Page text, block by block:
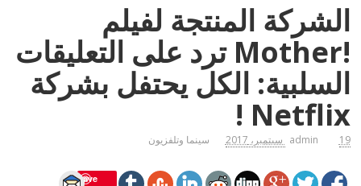
الشركة المنتجة لفيلم
!Mother ترد على التعليقات
السلبية: الكل يحتفل بشركة
Netflix !
admin 19 سبتمبر، 2017 سينما وتلفزيون
Save